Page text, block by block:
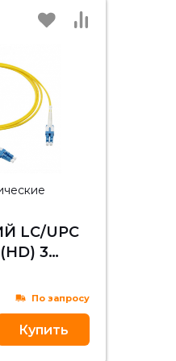
LC/UPC
3
По запросу
Купить